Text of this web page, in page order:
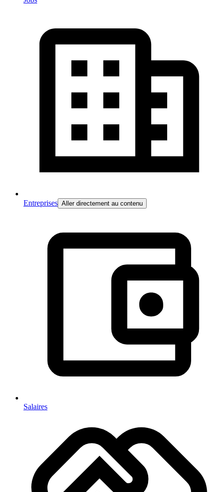
Entreprises Aller directement au contenu
Salaires